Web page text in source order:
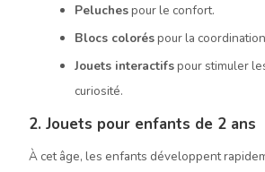
Peluchespour le confort.
Blocs coloréspour la
Jouets interactifspour stimuler
curiosité.
2. Jouets pour enfants de 2 ans
À cet âge, les enfants développent